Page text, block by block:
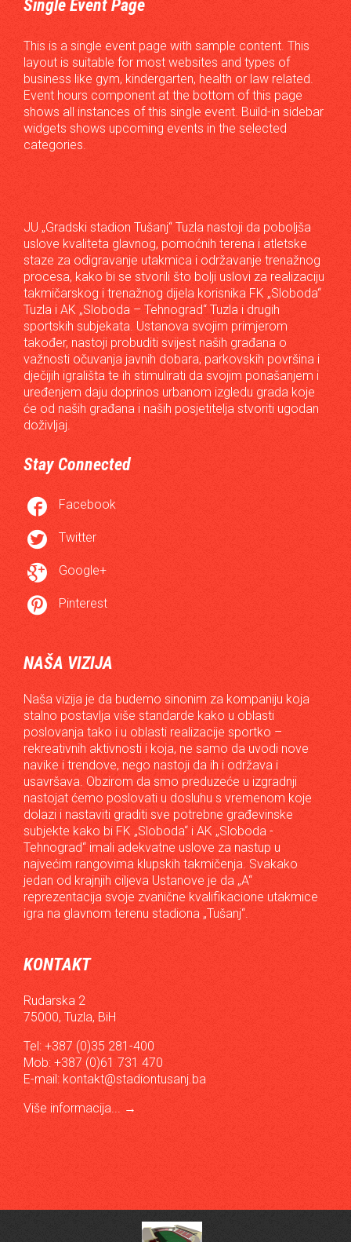
Single Event Page
This is a single event page with sample content. This
layout is suitable for most websites and types of
business like gym, kindergarten, health or law related.
Event hours component at the bottom of this page
shows all instances of this single event. Build-in sidebar
widgets shows upcoming events in the selected
categories.
JU „Gradski stadion Tušanj“ Tuzla nastoji da poboljša
uslove kvaliteta glavnog, pomoćnih terena i atletske
staze za odigravanje utakmica i održavanje trenažnog
procesa, kako bi se stvorili što bolji uslovi za realizaciju
takmičarskog i trenažnog dijela korisnika FK „Sloboda“
Tuzla i AK „Sloboda – Tehnograd“ Tuzla i drugih
sportskih subjekata. Ustanova svojim primjerom
također, nastoji probuditi svijest naših građana o
važnosti očuvanja javnih dobara, parkovskih površina i
dječijih igrališta te ih stimulirati da svojim ponašanjem i
uređenjem daju doprinos urbanom izgledu grada koje
će od naših građana i naših posjetitelja stvoriti ugodan
doživljaj.
Stay Connected
 Facebook
 Twitter
 Google+
 Pinterest
NAŠA VIZIJA
Naša vizija je da budemo sinonim za kompaniju koja
stalno postavlja više standarde kako u oblasti
poslovanja tako i u oblasti realizacije sportko –
rekreativnih aktivnosti i koja, ne samo da uvodi nove
navike i trendove, nego nastoji da ih i održava i
usavršava. Obzirom da smo preduzeće u izgradnji
nastojat ćemo poslovati u dosluhu s vremenom koje
dolazi i nastaviti graditi sve potrebne građevinske
subjekte kako bi FK „Sloboda“ i AK „Sloboda -
Tehnograd“ imali adekvatne uslove za nastup u
najvećim rangovima klupskih takmičenja. Svakako
jedan od krajnjih ciljeva Ustanove je da „A“
reprezentacija svoje zvanične kvalifikacione utakmice
igra na glavnom terenu stadiona „Tušanj“.
KONTAKT
Rudarska 2
75000, Tuzla, BiH
Tel: +387 (0)35 281-400
Mob: +387 (0)61 731 470
E-mail: kontakt@stadiontusanj.ba
Više informacija...
→